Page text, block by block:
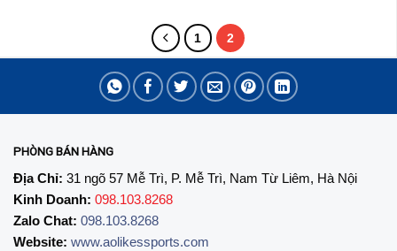
1 2
PHÒNG BÁN HÀNG
Địa Chỉ: 31 ngõ 57 Mễ Trì, P. Mễ Trì, Nam Từ Liêm, Hà Nội
Kinh Doanh: 098.103.8268
Zalo Chat: 098.103.8268
Website: www.aolikessports.com